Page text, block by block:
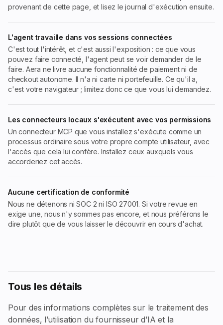
provenant de cette page, et lisez le journal d'exécution ensuite.
L'agent travaille dans vos sessions connectées
C'est tout l'intérêt, et c'est aussi l'exposition : ce que vous
pouvez faire connecté, l'agent peut se voir demander de le
faire. Aera ne livre aucune fonctionnalité de paiement ni de
checkout autonome. Il n'a ni carte ni portefeuille. Ce qu'il a,
c'est votre navigateur ; limitez donc ce que vous lui demandez.
Les connecteurs locaux s'exécutent avec vos permissions
Un connecteur MCP que vous installez s'exécute comme un
processus ordinaire sous votre propre compte utilisateur, avec
l'accès que cela lui confère. Installez ceux auxquels vous
accorderiez cet accès.
Aucune certification de conformité
Nous ne détenons ni SOC 2 ni ISO 27001. Si votre revue en
exige une, nous n'y sommes pas encore, et nous préférons le
dire plutôt que de vous laisser le découvrir en cours d'achat.
Tous les détails
Pour des informations complètes sur le traitement des
données, l’utilisation du fournisseur d’IA et la